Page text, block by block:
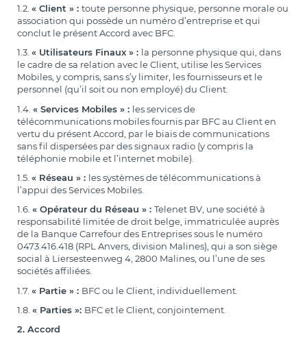
1.2. « Client » : toute personne physique, personne morale ou
association qui possède un numéro d’entreprise et qui
conclut le présent Accord avec BFC.
1.3. « Utilisateurs Finaux » : la personne physique qui, dans
le cadre de sa relation avec le Client, utilise les Services
Mobiles, y compris, sans s’y limiter, les fournisseurs et le
personnel (qu’il soit ou non employé) du Client.
1.4. « Services Mobiles » : les services de
télécommunications mobiles fournis par BFC au Client en
vertu du présent Accord, par le biais de communications
sans fil dispersées par des signaux radio (y compris la
téléphonie mobile et l’internet mobile).
1.5. « Réseau » : les systèmes de télécommunications à
l’appui des Services Mobiles.
1.6. « Opérateur du Réseau » : Telenet BV, une société à
responsabilité limitée de droit belge, immatriculée auprès
de la Banque Carrefour des Entreprises sous le numéro
0473.416.418 (RPL Anvers, division Malines), qui a son siège
social à Liersesteenweg 4, 2800 Malines, ou l’une de ses
sociétés affiliées.
1.7. « Partie » : BFC ou le Client, individuellement.
1.8. « Parties »: BFC et le Client, conjointement.
2. Accord